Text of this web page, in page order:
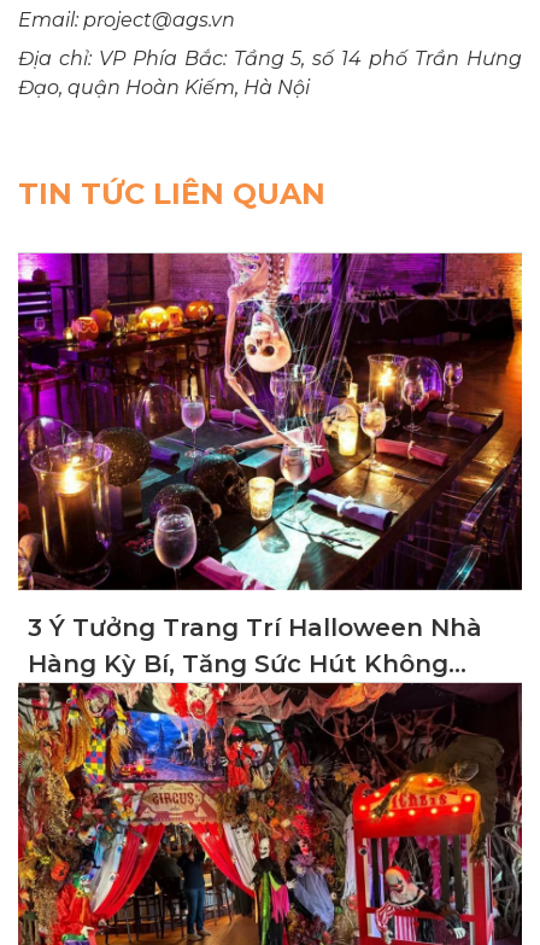
Email: project@ags.vn
Địa chỉ: VP Phía Bắc: Tầng 5, số 14 phố Trần Hưng
Đạo, quận Hoàn Kiếm, Hà Nội
TIN TỨC LIÊN QUAN
3 Ý Tưởng Trang Trí Halloween Nhà
Hàng Kỳ Bí, Tăng Sức Hút Không
Gian